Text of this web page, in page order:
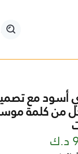
مع
من كلمة